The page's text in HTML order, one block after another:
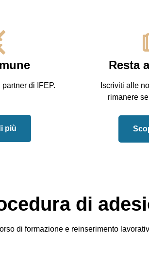
di IFEP.
più
Resta
Iscriviti alle
rimanere
di
di formazione e reinserimento